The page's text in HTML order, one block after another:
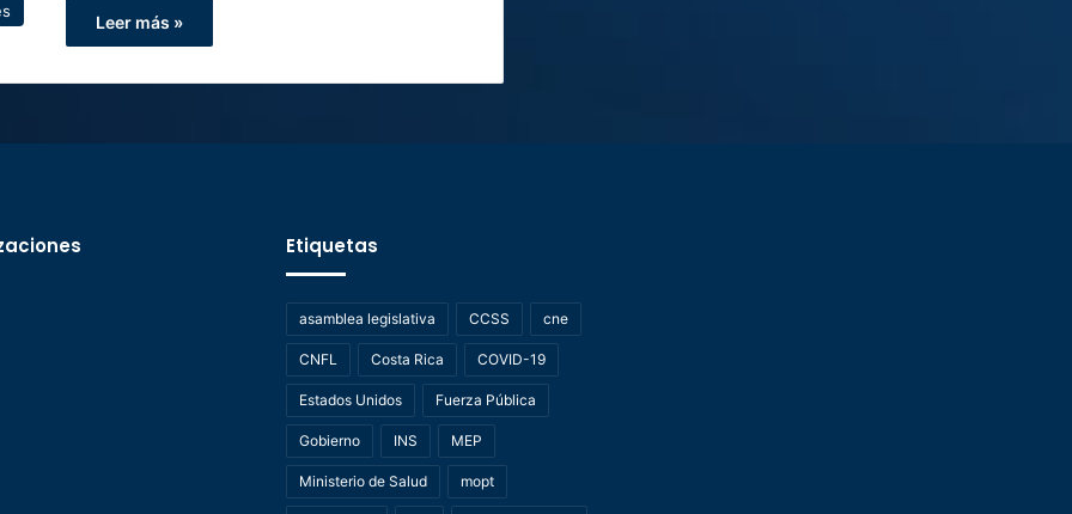
Leer más »
Etiquetas
asamblea legislativa CCSS cne
CNFL Costa Rica COVID-19
Estados Unidos Fuerza Pública
Gobierno INS MEP
Ministerio de Salud mopt